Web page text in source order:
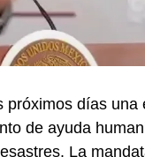
días una
de ayuda
La